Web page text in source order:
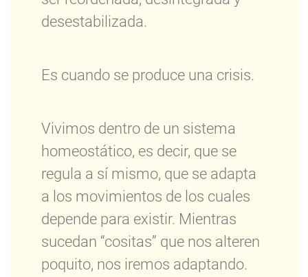
desestabilizada.
Es cuando se produce una crisis.
Vivimos dentro de un sistema
homeostático, es decir, que se
regula a sí mismo, que se adapta
a los movimientos de los cuales
depende para existir. Mientras
sucedan “cositas” que nos alteren
poquito, nos iremos adaptando.